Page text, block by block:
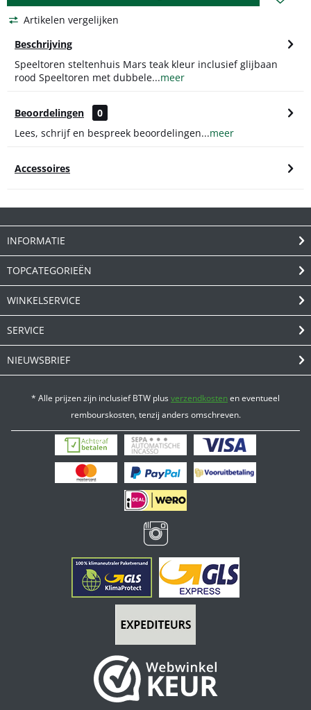
Artikelen vergelijken
Beschrijving
Speeltoren steltenhuis Mars teak kleur inclusief glijbaan
rood Speeltoren met dubbele...meer
Beoordelingen
0
Lees, schrijf en bespreek beoordelingen...meer
Accessoires
INFORMATIE
TOPCATEGORIEËN
WINKELSERVICE
SERVICE
NIEUWSBRIEF
* Alle prijzen zijn inclusief BTW plusverzendkostenen eventueel
rembourskosten, tenzij anders omschreven.